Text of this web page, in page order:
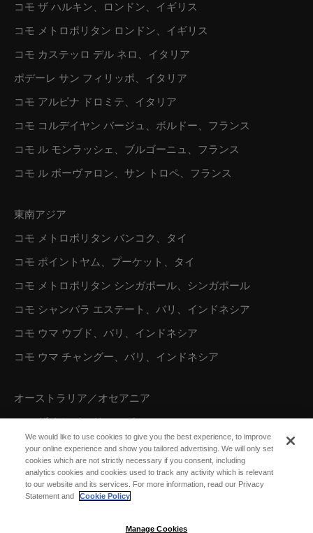
コモ ザ ハルキン、ロンドン、イギリス
コモ メトロポリタン ロンドン、イギリス
コモ カステッロ デル ネロ、イタリア
ポデーレ サン フィリッポ、イタリア
コモ アルピナ ドロミテ、イタリア
コモ コルデイヤン バージュ、ボルドー、フランス
コモ ル モンラッシェ、ブルゴーニュ、フランス
コモ ル ボーヴァロン、サン トロペ、フランス
東南アジア
コモ メトロポリタン バンコク、タイ
コモ ポイントヤム、プーケット、タイ
コモ メトロポリタン シンガポール、シンガポール
コモ シャンバラ エステート、バリ、インドネシア
コモ ウマ ウブド、バリ、インドネシア
コモ ウマ チャングー、バリ、インドネシア
オーストラリア／オセアニア
北米
コモ パロット ケイ、タークス カイコス諸島
We would like to use cookies to give you the best experience, to improve
your online experience and show you tailored advertising. We will only set
cookies which are not strictly necessary if you consent, including
analytics cookies and cookies used to track any activity which is relevant
to our website and its services. For more information, read our Privacy
Statement and
Cookie Policy
Manage Cookies